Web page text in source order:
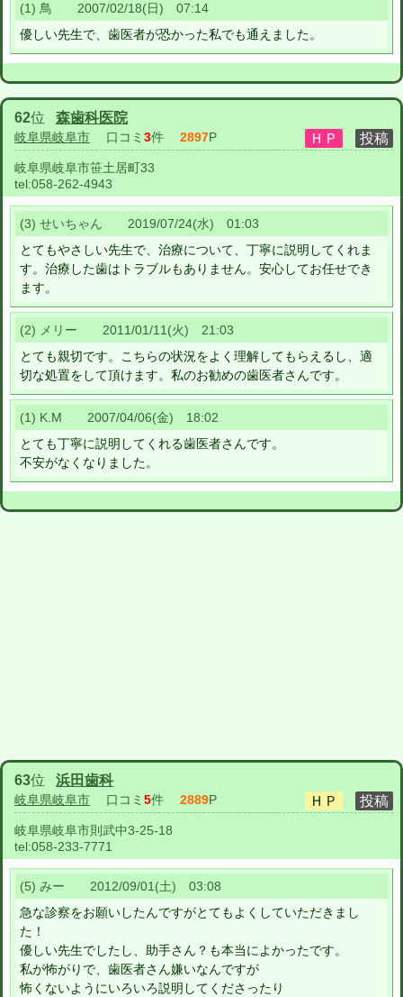
(1) 鳥 2007/02/18(日) 07:14
優しい先生で、歯医者が恐かった私でも通えました。
62位 森歯科医院
岐阜県岐阜市 口コミ 3件 2897P
岐阜県岐阜市笹土居町33
tel:058-262-4943
(3) せいちゃん 2019/07/24(水) 01:03
とてもやさしい先生で、治療について、丁寧に説明してくれま
す。治療した歯はトラブルもありません。安心してお任せでき
ます。
(2) メリー 2011/01/11(火) 21:03
とても親切です。こちらの状況をよく理解してもらえるし、適
切な処置をして頂けます。私のお勧めの歯医者さんです。
(1) K.M 2007/04/06(金) 18:02
とても丁寧に説明してくれる歯医者さんです。
不安がなくなりました。
63位 浜田歯科
岐阜県岐阜市 口コミ 5件 2889P
岐阜県岐阜市則武中3-25-18
tel:058-233-7771
(5) みー 2012/09/01(土) 03:08
急な診察をお願いしたんですがとてもよくしていただきまし
た！
優しい先生でしたし、助手さん？も本当によかったです。
私が怖がりで、歯医者さん嫌いなんですが
怖くないようにいろいろ説明してくださったり